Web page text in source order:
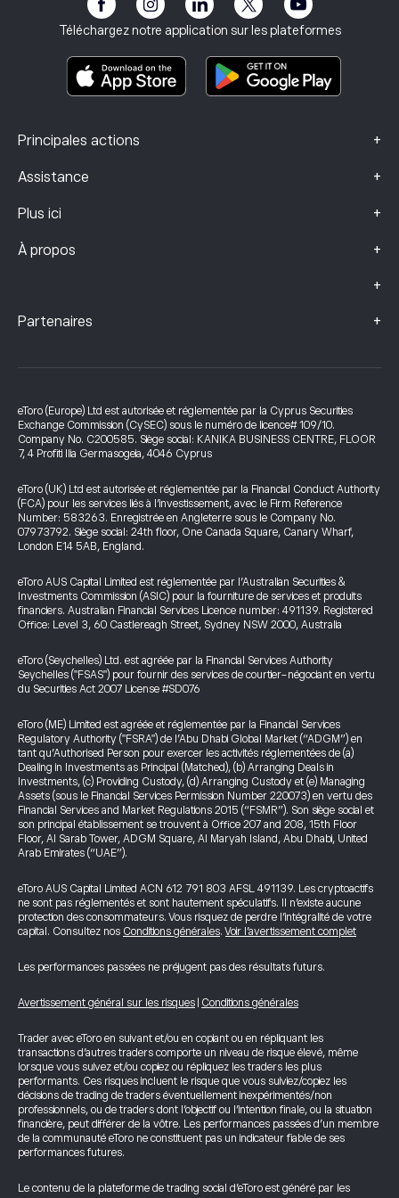
Téléchargez notre application sur les plateformes
Principales actions +
Assistance +
Plus ici +
À propos +
Mentions légales
+
Conditions générales
Documents d’information clés
Données sur les plaintes (clients FCA)
Partenaires +
Assurance investissement
eToro (Europe) Ltd est autorisée et réglementée par la Cyprus Securities
Exchange Commission (CySEC) sous le numéro de licence# 109/10.
Company No. C200585. Siège social: KANIKA BUSINESS CENTRE, FLOOR
7, 4 Profiti Ilia Germasogeia, 4046 Cyprus
eToro (UK) Ltd est autorisée et réglementée par la Financial Conduct Authority
(FCA) pour les services liés à l’investissement, avec le Firm Reference
Number: 583263. Enregistrée en Angleterre sous le Company No.
07973792. Siège social: 24th floor, One Canada Square, Canary Wharf,
London E14 5AB, England.
eToro AUS Capital Limited est réglementée par l’Australian Securities &
Investments Commission (ASIC) pour la fourniture de services et produits
financiers. Australian Financial Services Licence number: 491139. Registered
Office: Level 3, 60 Castlereagh Street, Sydney NSW 2000, Australia
eToro (Seychelles) Ltd. est agréée par la Financial Services Authority
Seychelles ("FSAS") pour fournir des services de courtier-négociant en vertu
du Securities Act 2007 License #SD076
eToro (ME) Limited est agréée et réglementée par la Financial Services
Regulatory Authority ("FSRA") de l’Abu Dhabi Global Market (“ADGM”) en
tant qu’Authorised Person pour exercer les activités réglementées de (a)
Dealing in Investments as Principal (Matched), (b) Arranging Deals in
Investments, (c) Providing Custody, (d) Arranging Custody et (e) Managing
Assets (sous le Financial Services Permission Number 220073) en vertu des
Financial Services and Market Regulations 2015 (“FSMR”). Son siège social et
son principal établissement se trouvent à Office 207 and 208, 15th Floor
Floor, Al Sarab Tower, ADGM Square, Al Maryah Island, Abu Dhabi, United
Arab Emirates (“UAE”).
eToro AUS Capital Limited ACN 612 791 803 AFSL 491139. Les cryptoactifs
ne sont pas réglementés et sont hautement spéculatifs. Il n’existe aucune
protection des consommateurs. Vous risquez de perdre l’intégralité de votre
capital. Consultez nos Conditions générales.Voir l’avertissement complet
Les performances passées ne préjugent pas des résultats futurs.
Avertissement général sur les risques Conditions générales
Trader avec eToro en suivant et/ou en copiant ou en répliquant les
transactions d’autres traders comporte un niveau de risque élevé, même
lorsque vous suivez et/ou copiez ou répliquez les traders les plus
performants. Ces risques incluent le risque que vous suiviez/copiez les
décisions de trading de traders éventuellement inexpérimentés/non
professionnels, ou de traders dont l’objectif ou l’intention finale, ou la situation
financière, peut différer de la vôtre. Les performances passées d’un membre
de la communauté eToro ne constituent pas un indicateur fiable de ses
performances futures.
Le contenu de la plateforme de trading social d’eToro est généré par les